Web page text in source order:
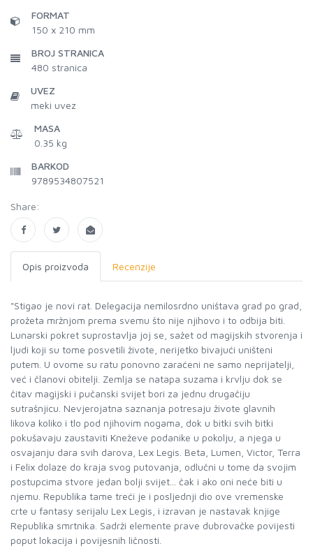
FORMAT
150 x 210 mm
BROJ STRANICA
480 stranica
UVEZ
meki uvez
MASA
0.35 kg
BARKOD
9789534807521
Share:
Opis proizvoda Recenzije
"Stigao je novi rat. Delegacija nemilosrdno uništava grad po grad,
prožeta mržnjom prema svemu što nije njihovo i to odbija biti.
Lunarski pokret suprostavlja joj se, sažet od magijskih stvorenja i
ljudi koji su tome posvetili živote, nerijetko bivajući uništeni
putem. U ovome su ratu ponovno zaraćeni ne samo neprijatelji,
već i članovi obitelji. Zemlja se natapa suzama i krvlju dok se
čitav magijski i pučanski svijet bori za jednu drugačiju
sutrašnjicu. Nevjerojatna saznanja potresaju živote glavnih
likova koliko i tlo pod njihovim nogama, dok u bitki svih bitki
pokušavaju zaustaviti Kneževe podanike u pokolju, a njega u
osvajanju dara svih darova, Lex Legis. Beta, Lumen, Victor, Terra
i Felix dolaze do kraja svog putovanja, odlučni u tome da svojim
postupcima stvore jedan bolji svijet... čak i ako oni neće biti u
njemu. Republika tame treći je i posljednji dio ove vremenske
crte u fantasy serijalu Lex Legis, i izravan je nastavak knjige
Republika smrtnika. Sadrži elemente prave dubrovačke povijesti
poput lokacija i povijesnih ličnosti.